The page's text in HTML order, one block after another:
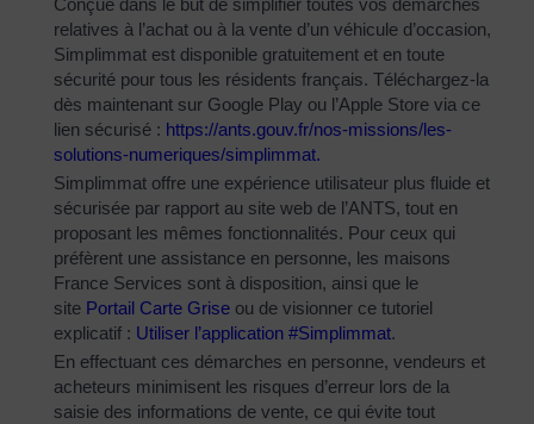
Conçue dans le but de simplifier toutes vos démarches
relatives à l’achat ou à la vente d’un véhicule d’occasion,
Simplimmat est disponible gratuitement et en toute
sécurité pour tous les résidents français. Téléchargez-la
dès maintenant sur Google Play ou l’Apple Store via ce
lien sécurisé : https://ants.gouv.fr/nos-missions/les-
solutions-numeriques/simplimmat.
Simplimmat offre une expérience utilisateur plus fluide et
sécurisée par rapport au site web de l’ANTS, tout en
proposant les mêmes fonctionnalités. Pour ceux qui
préfèrent une assistance en personne, les maisons
France Services sont à disposition, ainsi que le
site Portail Carte Grise ou de visionner ce tutoriel
explicatif : Utiliser l’application #Simplimmat.
En effectuant ces démarches en personne, vendeurs et
acheteurs minimisent les risques d’erreur lors de la
saisie des informations de vente, ce qui évite tout